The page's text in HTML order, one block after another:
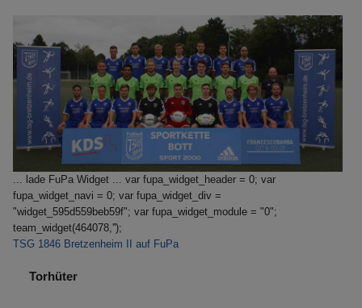
... lade FuPa Widget ... var fupa_widget_header = 0; var
fupa_widget_navi = 0; var fupa_widget_div =
"widget_595d559beb59f"; var fupa_widget_module = "0";
team_widget(464078,'');
TSG 1846 Bretzenheim II auf FuPa
Torhüter